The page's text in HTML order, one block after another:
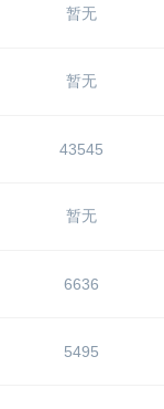
暂无
暂无
43545
暂无
6636
5495